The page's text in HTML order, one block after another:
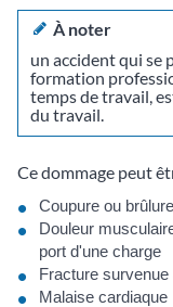
À noter
un accident qui se
formation
temps de travail,
du travail.
Ce dommage peut
Coupure ou brûlure
Douleur
port d'une charge
Fracture
Malaise cardiaque